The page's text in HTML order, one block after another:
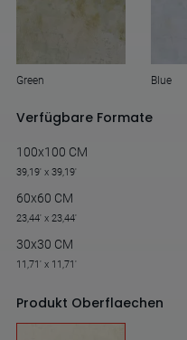
Green Blue
Verfügbare Formate
100x100 CM
39,19' x 39,19'
60x60 CM
23,44' x 23,44'
30x30 CM
11,71' x 11,71'
Produkt Oberflaechen